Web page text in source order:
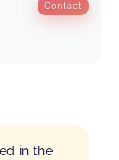
Contact
in the